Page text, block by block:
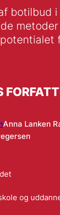
botilbud i
Anna Lanken
og